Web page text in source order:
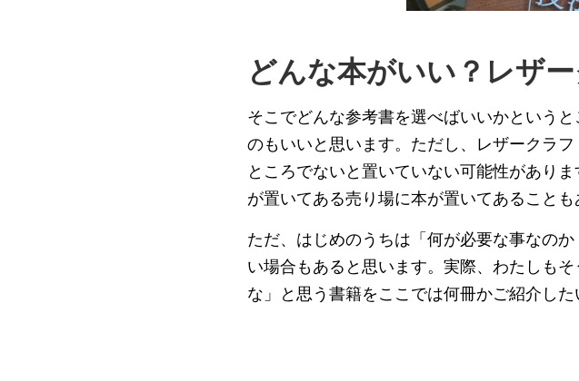
どんな本がいい？レザ
そこでどんな参考書を選べばいいかという
のもいいと思います。ただし、レザークラ
ところでないと置いていない可能性があり
が置いてある売り場に本が置いてあること
ただ、はじめのうちは「何が必要な事なの
い場合もあると思います。実際、わたしも
な」と思う書籍をここでは何冊かご紹介した